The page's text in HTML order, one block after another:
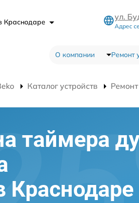
Краснодаре
ул.
Адрес
О компании Ремонт
Каталог устройств
таймера
Краснодаре